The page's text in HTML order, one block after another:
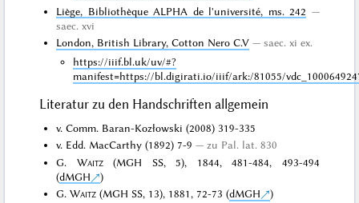
Liège, Bibliothèque ALPHA de l'université, ms. 242
saec. xvi
London, British Library, Cotton Nero C.V
saec. xi ex.
https://iiif.bl.uk/uv/#?
manifest=https://bl.digirati.io/iiif/ark:/81055/
Literatur zu den Handschriften allgemein
v. Comm. Baran-Kozłowski (2008) 319-335
v. Edd. MacCarthy (1892) 7-9
zu Pal. lat. 830
G. Waitz(MGH SS, 5), 1844, 481-484, 493-494
(dMGH
)
G.Waitz (MGH SS, 13), 1881, 72-73 (dMGH
)